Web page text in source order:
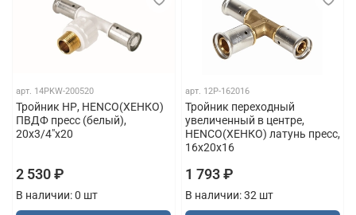
арт. 14PKW-200520
Тройник НР, HENCO(ХЕНКО)
ПВДФ пресс (белый),
20x3/4"x20
2 530 ₽
В наличии: 0 шт
арт. 12P-162016
Тройник переходный
увеличенный в центре,
HENCO(ХЕНКО) латунь пресс,
16x20x16
1 793 ₽
В наличии: 32 шт